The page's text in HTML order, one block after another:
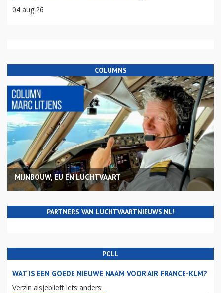
04 aug 26
COLUMNS
MIJNBOUW, EU EN LUCHTVAART
PARTNERS VAN LUCHTVAARTNIEUWS.NL!
POLL
WAT IS EEN GOEDE NIEUWE NAAM VOOR AIR FRANCE-KLM?
Verzin alsjeblieft iets anders